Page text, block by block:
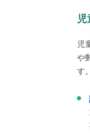
児
や
す